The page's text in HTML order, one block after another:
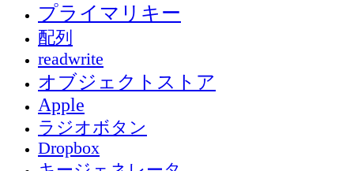
プライマリキー
配列
readwrite
オブジェクトストア
Apple
ラジオボタン
Dropbox